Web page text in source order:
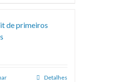
de primeiros
Detalhes